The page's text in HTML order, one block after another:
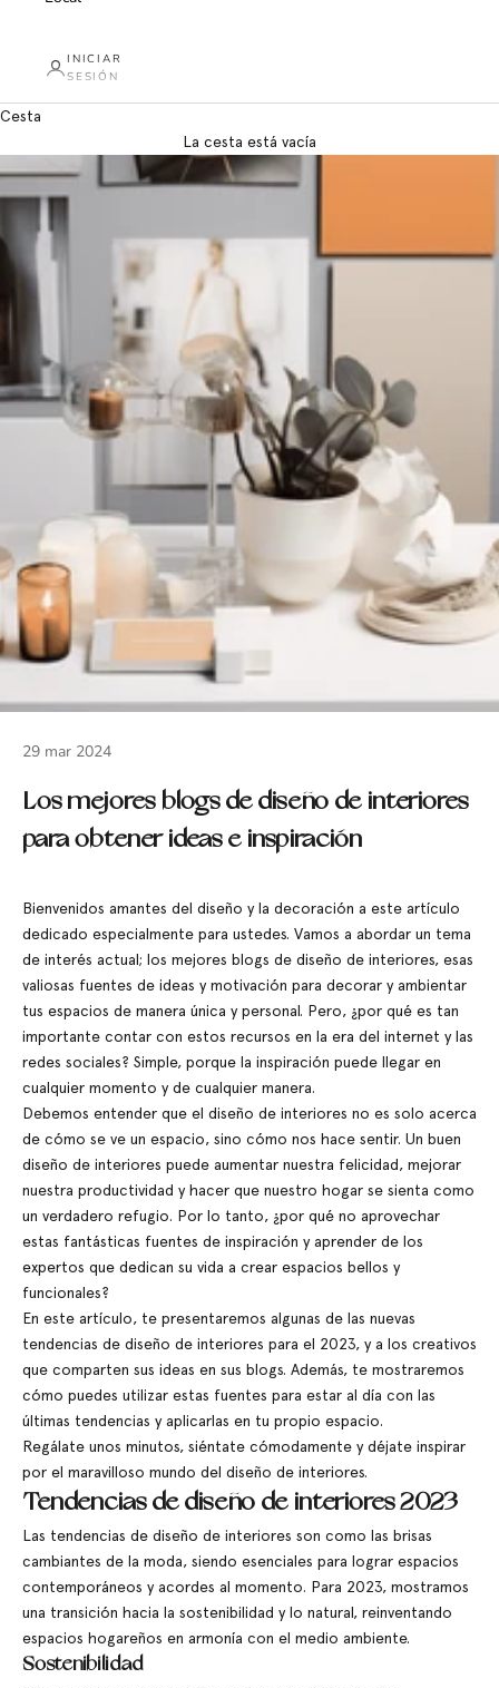
INICIAR
SESIÓN
Cesta
La cesta está vacía
29 mar 2024
Los mejores blogs de diseño de interiores
para obtener ideas e inspiración
Bienvenidos amantes del diseño y la decoración a este artículo
dedicado especialmente para ustedes. Vamos a abordar un tema
de interés actual; los mejores blogs de diseño de interiores, esas
valiosas fuentes de ideas y motivación para decorar y ambientar
tus espacios de manera única y personal. Pero, ¿por qué es tan
importante contar con estos recursos en la era del internet y las
redes sociales? Simple, porque la inspiración puede llegar en
cualquier momento y de cualquier manera.
Debemos entender que el diseño de interiores no es solo acerca
de cómo se ve un espacio, sino cómo nos hace sentir. Un buen
diseño de interiores puede aumentar nuestra felicidad, mejorar
nuestra productividad y hacer que nuestro hogar se sienta como
un verdadero refugio. Por lo tanto, ¿por qué no aprovechar
estas fantásticas fuentes de inspiración y aprender de los
expertos que dedican su vida a crear espacios bellos y
funcionales?
En este artículo, te presentaremos algunas de las nuevas
tendencias de diseño de interiores para el 2023, y a los creativos
que comparten sus ideas en sus blogs. Además, te mostraremos
cómo puedes utilizar estas fuentes para estar al día con las
últimas tendencias y aplicarlas en tu propio espacio.
Regálate unos minutos, siéntate cómodamente y déjate inspirar
por el maravilloso mundo del diseño de interiores.
Tendencias de diseño de interiores 2023
Las tendencias de diseño de interiores son como las brisas
cambiantes de la moda, siendo esenciales para lograr espacios
contemporáneos y acordes al momento. Para 2023, mostramos
una transición hacia la sostenibilidad y lo natural, reinventando
espacios hogareños en armonía con el medio ambiente.
Sostenibilidad